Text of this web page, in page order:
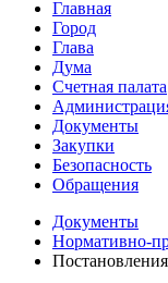
Главная
Город
Глава
Дума
Счетная палата
Документы
Закупки
Безопасность
Обращения
Документы
Нормативно-